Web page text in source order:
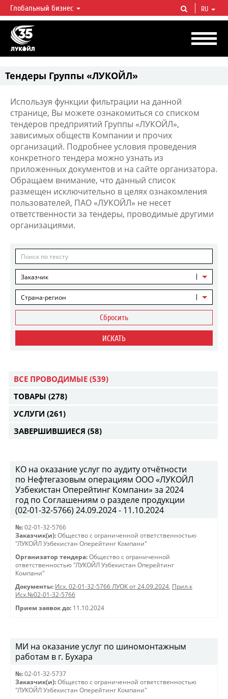
ЛУКОЙЛ СЕГОДНЯ
ЛУКОЙЛ — одна из крупнейших вертикально интегрированных
нефтегазовых компаний в мире, на долю которой приходится более 2%
мировой добычи нефти и около 1% доказанных запасов углеводородов.
Глобальный бизнес RU
Тендеры Группы «ЛУКОЙЛ»
Используя функции фильтрации на данной
странице, Вы можете ознакомиться со списком
тендеров предприятий Группы «ЛУКОЙЛ»,
зависимых обществ Компании и прочих
организаций. Подробнее условия проведения
конкретного тендера можно узнать из
приложенных документов и на сайте организатора.
Обращаем внимание, что данный список
размещен исключительно в целях ознакомления
пользователей, ПАО «ЛУКОЙЛ» не несет
ответственности за тендеры, проводимые другими
организациями.
Заказчик
Страна-регион
Сбросить
ИСКАТЬ
ВСЕ ПРОВОДИМЫЕ (539)
ТОВАРЫ (278)
УСЛУГИ (261)
ЗАВЕРШИВШИЕСЯ (58)
КО на оказание услуг по аудиту отчётности
по Нефтегазовым операциям ООО «ЛУКОЙЛ
Узбекистан Оперейтинг Компани» за 2024
год по Соглашениям о разделе продукции
(02-01-32-5766) 24.09.2024 - 11.10.2024
№: 02-01-32-5766
Заказчик(и): Общество с ограниченной ответственностью
"ЛУКОЙЛ Узбекистан Оперейтинг Компани"
Организатор тендера: Общество с ограниченной
ответственностью "ЛУКОЙЛ Узбекистан Оперейтинг
Компани"
Документы: Исх. 02-01-32-5766 ЛУОК от 24.09.2024, Прил.к
Исх.№02-01-32-5766
Прием заявок до: 11.10.2024
МИ на оказание услуг по шиномонтажным
работам в г. Бухара
№: 02-01-32-5737
Заказчик(и): Общество с ограниченной ответственностью
"ЛУКОЙЛ Узбекистан Оперейтинг Компани"